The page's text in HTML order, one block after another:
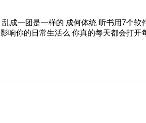
成一团是一样的 成何体统 听书用7个软
响你的日常生活么 你真的每天都会打开